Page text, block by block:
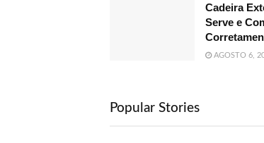
Cadeira
Serve e
AGOSTO 6,
Popular Stories